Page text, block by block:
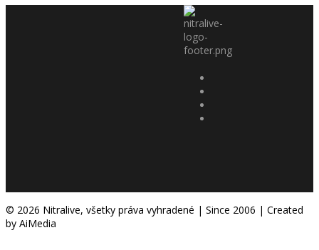
© 2026 Nitralive, všetky práva vyhradené | Since 2006 | Created
by AiMedia